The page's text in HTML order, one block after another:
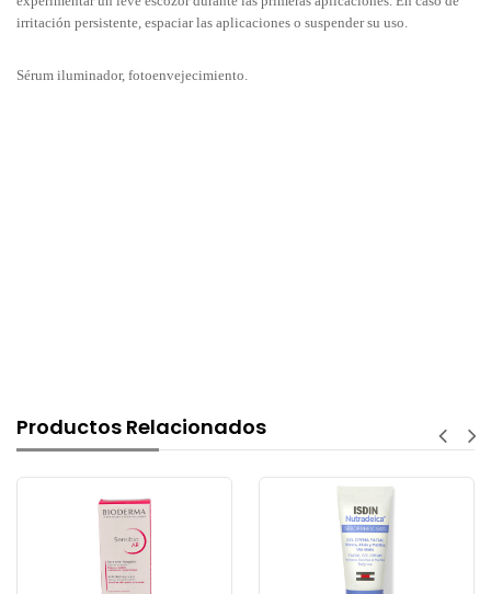
irritación persistente, espaciar las aplicaciones o suspender su uso.
Sérum iluminador, fotoenvejecimiento.
Productos Relacionados